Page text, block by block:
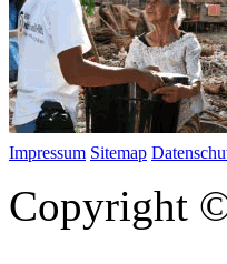
Impressum Sitemap
Copyright